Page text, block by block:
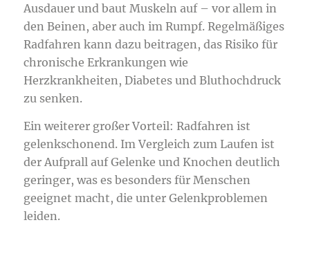
Ausdauer und baut Muskeln auf – vor allem in
den Beinen, aber auch im Rumpf. Regelmäßiges
Radfahren kann dazu beitragen, das Risiko für
chronische Erkrankungen wie
Herzkrankheiten, Diabetes und Bluthochdruck
zu senken.
Ein weiterer großer Vorteil: Radfahren ist
gelenkschonend. Im Vergleich zum Laufen ist
der Aufprall auf Gelenke und Knochen deutlich
geringer, was es besonders für Menschen
geeignet macht, die unter Gelenkproblemen
leiden.